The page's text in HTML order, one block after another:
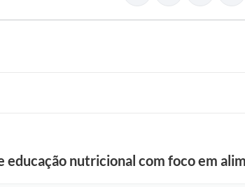
Chamamentos Públicos
nutricional com foco em